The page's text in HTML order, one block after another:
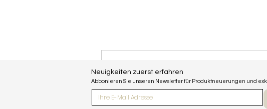
Neuigkeiten zuerst erfahren
Abbonieren Sie unseren Newsletter für Produktneuerungen und